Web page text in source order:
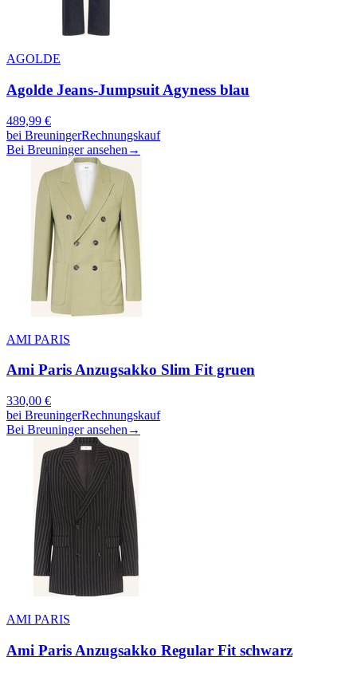
AGOLDE
Agolde Jeans-Jumpsuit Agyness blau
489,99 €
bei BreuningerRechnungskauf
Bei Breuninger ansehen →
AMI PARIS
Ami Paris Anzugsakko Slim Fit gruen
330,00 €
bei BreuningerRechnungskauf
Bei Breuninger ansehen →
AMI PARIS
Ami Paris Anzugsakko Regular Fit schwarz